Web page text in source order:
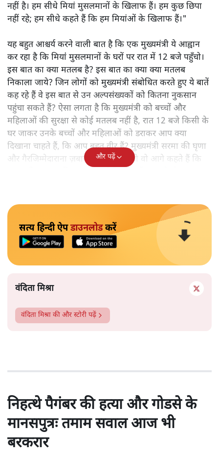
नहीं है। हम सीधे मियां मुसलमानों के खिलाफ हैं। हम कुछ छिपा
नहीं रहे; हम सीधे कहते हैं कि हम मियांओं के खिलाफ हैं।"
यह बहुत आश्चर्य करने वाली बात है कि एक मुख्यमंत्री ये आह्वान
कर रहा है कि मियांं मुसलमानों के घरों पर रात में 12 बजे पहुँचो।
इस बात का क्या मतलब है? इस बात का क्या क्या मतलब
निकाला जाये? जिन लोगों को मुख्यमंत्री संबोधित करते हुए ये बातें
कह रहे हैं वे इस बात से उन अल्पसंख्यकों को कितना नुकसान
पहुंचा सकते हैं? ऐसा लगता है कि मुख्यमंत्री को बच्चों और
महिलाओं की सुरक्षा से कोई मतलब नहीं है, रात 12 बजे किसी के
घर जाकर उनके बच्चों और महिलाओं को डराकर आप क्या
दिखाना चाहते हैं, कि आप बहुत वीर हैं? मुख्यमंत्री सरमा की घृणा
और गैरजिम्मेदाराना ज़बान यहीं नहीं रुकती वो आगे कहते हैं कि
और पढ़ें
सत्य हिन्दी ऐपडाउनलोडकरें
वंदिता मिश्रा
वंदिता मिश्रा की और स्टोरी पढ़ें
निहत्थे पैगंबर की हत्या और गोडसे के
मानसपुत्रः तमाम सवाल आज भी
बरकरार